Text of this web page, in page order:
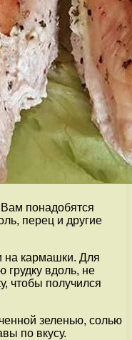
понадобятся
перец и другие
на кармашки. Для
грудку вдоль, не
чтобы получился
зеленью, солью
по вкусу.